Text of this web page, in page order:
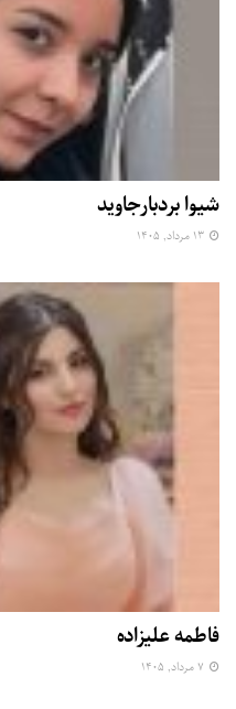
شیوا بردبارجاوید
فاطمه علیزاده